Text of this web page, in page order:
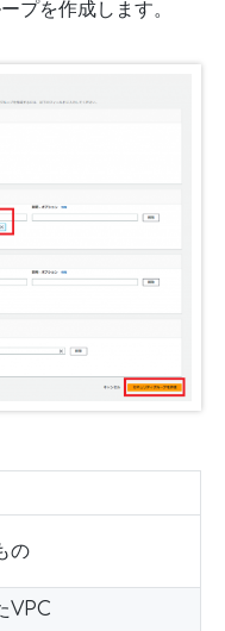
プを作成します。
の
VPC